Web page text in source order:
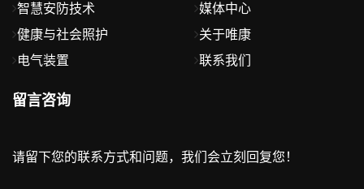
智慧安防技术
健康与社会照护
电气装置
媒体中心
关于唯康
联系我们
留言咨询
请留下您的联系方式和问题，我们会立刻回复您！